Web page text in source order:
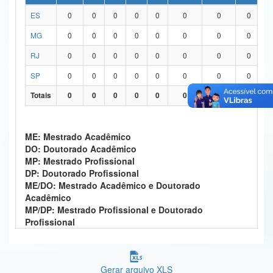
Ministério da Ciência, Tecnologia, Inovações e Comunicações
Ministério do Meio Ambiente
Ministério do Turismo
Ministério do Desenvolvimento Regional
Ministério da Mulher, da Família e dos Direitos Humanos
Secretaria-Geral
Secretaria de Governo
Gabinete de Segurança Institucional
ES
0 0 0 0 0 0 0 0
MG
0 0 0 0 0 0 0 0
RJ
0 0 0 0 0 0 0 0
SP
0 0 0 0 0 0 0 0
Totais
0 0 0 0 0 0 0 0
ME: Mestrado Acadêmico
DO: Doutorado Acadêmico
MP: Mestrado Profissional
DP: Doutorado Profissional
ME/DO: Mestrado Acadêmico e Doutorado
Acadêmico
MP/DP: Mestrado Profissional e Doutorado
Profissional
Gerar arquivo XLS